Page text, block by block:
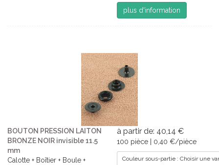
plus d'information
BOUTON PRESSION LAITON
BRONZE NOIR invisible 11.5
mm
Calotte + Boîtier + Boule +
à partir de: 40,14 €
100 pièce | 0,40 €/pièce
Couleur sous-partie : Choisir une